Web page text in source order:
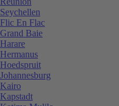
Seychellen
Flic En Flac
Grand Baie
Harare
Hermanus
Hoedspruit
Johannesburg
Kairo
Kapstadt